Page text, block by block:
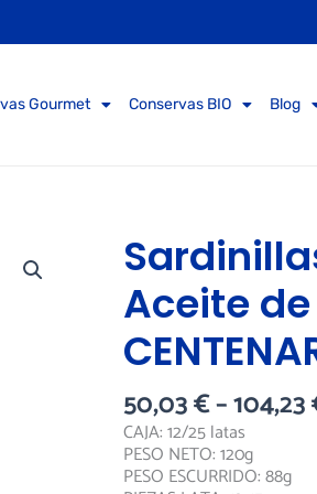
Gourmet Conservas BIO Blog
Aceite de
50,03€–104,23
CAJA: 12/25 latas
PESO NETO: 120g
PESO ESCURRIDO: 88g
Sardinillas
12/15
piezas
en
Aceite
de
Oliva
VIGILANTE
CENTENARIO
cantidad